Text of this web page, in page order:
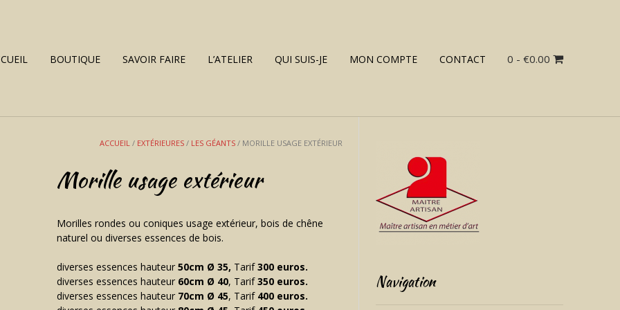
BOUTIQUE SAVOIR FAIRE L’ATELIER QUI SUIS-JE MON COMPTE CONTACT 0 - €0.00
ACCUEIL / EXTÉRIEURES / LES GÉANTS / MORILLE USAGE EXTÉRIEUR
Morille usage extérieur
Morilles rondes ou coniques usage extérieur, bois de chêne
naturel ou diverses essences de bois.
diverses essences hauteur 50cm Ø 35, Tarif300 euros.
diverses essences hauteur 60cm Ø 40, Tarif350 euros.
diverses essences hauteur 70cm Ø 45, Tarif 400 euros.
Navigation